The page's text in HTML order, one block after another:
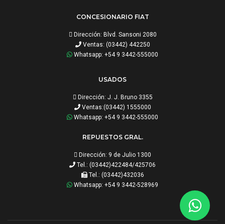
CONCESIONARIO FIAT
Dirección: Blvd. Sansoni 2080
Ventas: (03442) 442250
Whatsapp: +54 9 3442-555000
USADOS
Dirección: J. J. Bruno 3355
Ventas:(03442) 1555000
Whatsapp: +54 9 3442-555000
REPUESTOS GRAL.
Dirección: 9 de Julio 1300
Tel.: (03442)422484/425706
Tel.: (03442)432036
Whatsapp: +54 9 3442-528969